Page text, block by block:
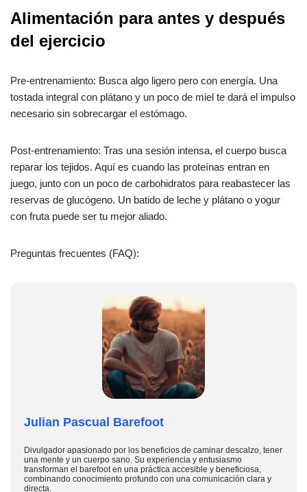
Alimentación para antes y después
del ejercicio
Pre-entrenamiento: Busca algo ligero pero con energía. Una
tostada integral con plátano y un poco de miel te dará el impulso
necesario sin sobrecargar el estómago.
Post-entrenamiento: Tras una sesión intensa, el cuerpo busca
reparar los tejidos. Aquí es cuando las proteínas entran en
juego, junto con un poco de carbohidratos para reabastecer las
reservas de glucógeno. Un batido de leche y plátano o yogur
con fruta puede ser tu mejor aliado.
Preguntas frecuentes (FAQ):
Julian Pascual Barefoot
Divulgador apasionado por los beneficios de caminar descalzo, tener
una mente y un cuerpo sano. Su experiencia y entusiasmo
transforman el barefoot en una práctica accesible y beneficiosa,
combinando conocimiento profundo con una comunicación clara y
directa.